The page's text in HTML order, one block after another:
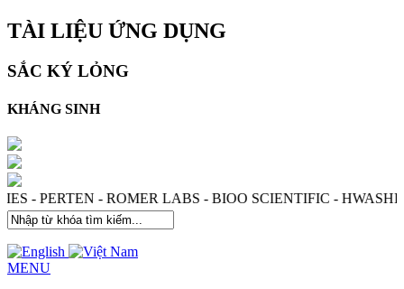
TÀI LIỆU ỨNG DỤNG
SẮC KÝ LỎNG
KHÁNG SINH
- PERTEN - ROMER LABS - BIOO SCIENTIFIC -
MENU